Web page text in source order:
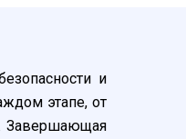
и
этапе, от
Завершающая